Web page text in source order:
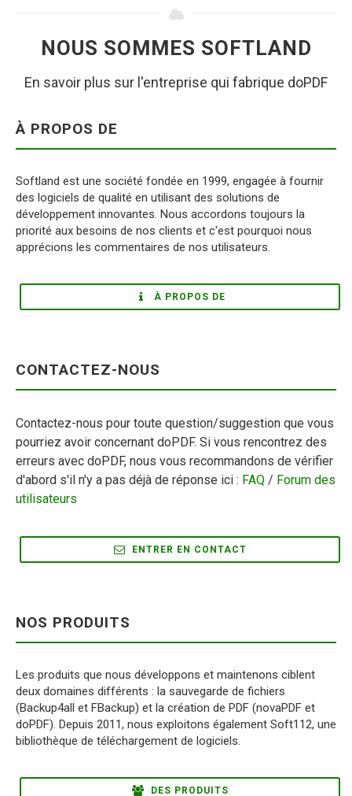
des logiciels de qualité en utilisant des solutions de
développement innovantes. Nous accordons toujours la
priorité aux besoins de nos clients et c'est pourquoi nous
apprécions les commentaires de nos utilisateurs.
À PROPOS DE
pourriez avoir concernant doPDF. Si vous rencontrez des
erreurs avec doPDF, nous vous recommandons de vérifier
d'abord s'il n'y a pas déjà de réponse ici :FAQ/ Forum des
utilisateurs
ENTRER EN CONTACT
deux domaines différents : la sauvegarde de fichiers
(Backup4all et FBackup) et la création de PDF (novaPDF et
doPDF). Depuis 2011, nous exploitons également Soft112, une
bibliothèque de téléchargement de logiciels.
DES PRODUITS